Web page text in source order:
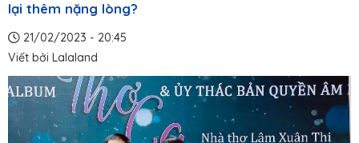
lại thêm nặng lòng?
21/02/2023 - 20:45
Viết bởi Lalaland